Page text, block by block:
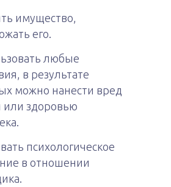
имущество,
его.
любые
в результате
можно нанести вред
или здоровью
психологическое
в отношении